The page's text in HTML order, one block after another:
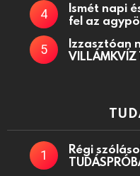
Ismét napi
fel az
Izzasztóan
VILLÁMKVÍZ
Régi